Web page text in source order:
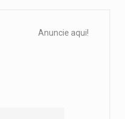
Anuncie aqui!